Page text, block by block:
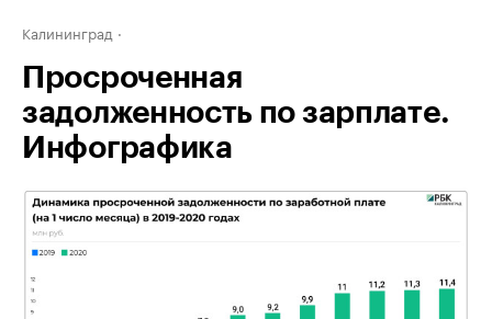
Калининград
Просроченная
задолженность по зарплате.
Инфографика